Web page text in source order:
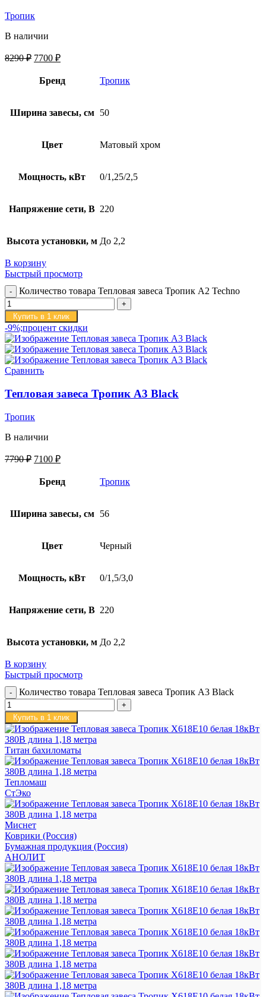
Тропик
В наличии
8290₽ 7700 ₽
Бренд Тропик
Ширина завесы, см 50
Цвет Матовый хром
Мощность, кВт 0/1,25/2,5
Напряжение сети, В 220
Высота установки, м До 2,2
В корзину
Быстрый просмотр
Количество товара Тепловая завеса Тропик А2 Techno
Купить в 1 клик
-9%;процент скидки
Сравнить
Тепловая завеса Тропик А3 Black
Тропик
В наличии
7790₽ 7100 ₽
Бренд Тропик
Ширина завесы, см 56
Цвет Черный
Мощность, кВт 0/1,5/3,0
Напряжение сети, В 220
Высота установки, м До 2,2
В корзину
Быстрый просмотр
Количество товара Тепловая завеса Тропик А3 Black
Купить в 1 клик
Титан бахиломаты
Тепломаш
СтЭко
Миснет
Коврики (Россия)
Бумажная продукция (Россия)
АНОЛИТ